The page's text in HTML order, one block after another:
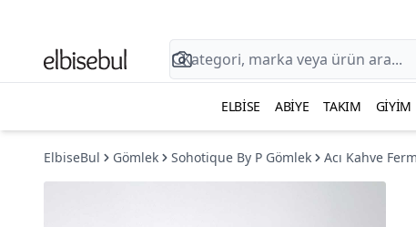
ELBISE ABIYE TAKIM GIYIM
ElbiseBul Gömlek Sohotique By P Gömlek
Acı Kahve